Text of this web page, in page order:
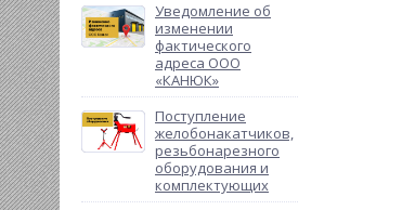
Уведомление об
изменении
фактического
адреса ООО
«КАНЮК»
Поступление
желобонакатчиков,
резьбонарезного
оборудования и
комплектующих